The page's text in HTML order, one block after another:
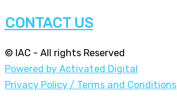
CONTACT US
© IAC - All rights Reserved
Powered by Activated Digital
Privacy Policy / Terms and Conditions